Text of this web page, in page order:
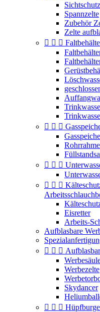
Spannzelte
Zubehör
Zelte
  
  
  
  
Eisretter
Arbeits-
Aufblasbare
  
Werbezelte
Skydancer
  